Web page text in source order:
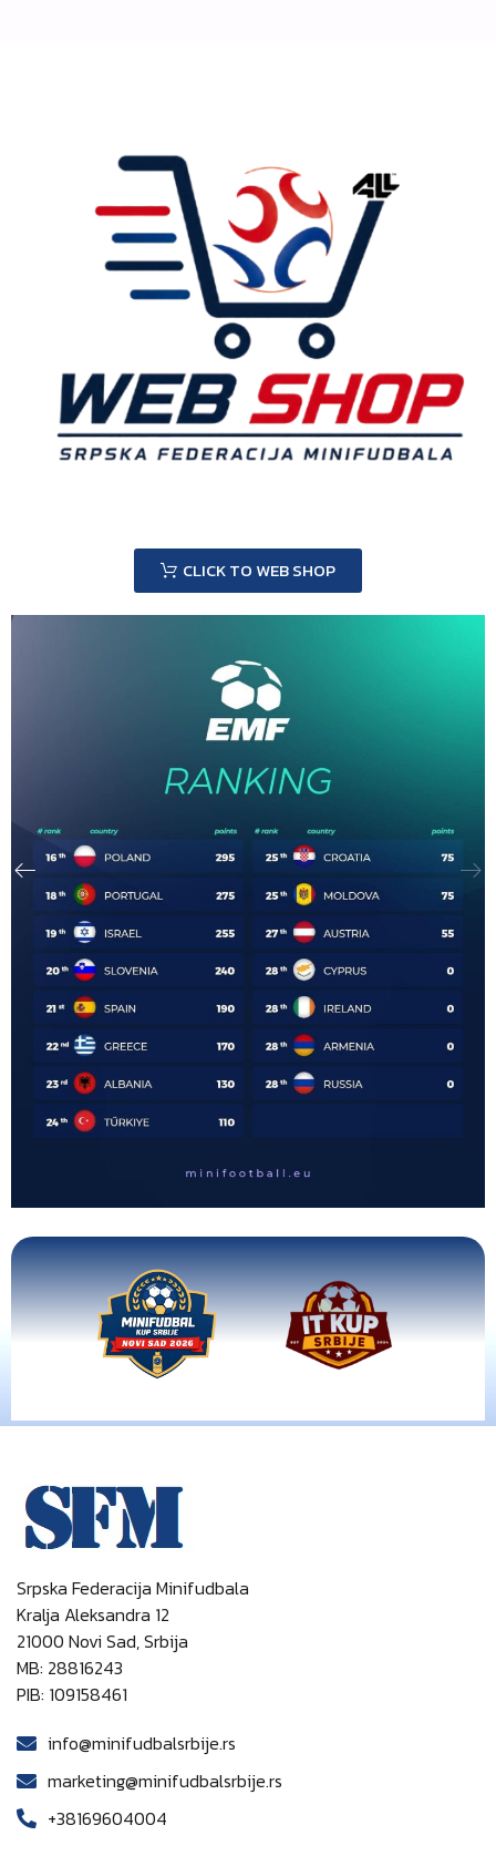
CLICK TO WEB SHOP
Srpska Federacija Minifudbala
Kralja Aleksandra 12
21000 Novi Sad, Srbija
MB: 28816243
PIB: 109158461
info@minifudbalsrbije.rs
marketing@minifudbalsrbije.rs
+38169604004